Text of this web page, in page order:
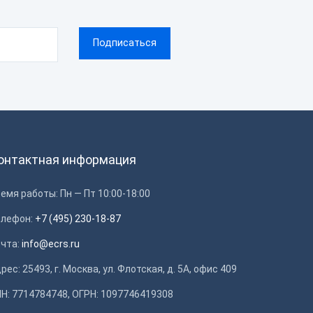
информация
работы: Пн — Пт 10:00-18:00
+7 (495) 230-18-87
info@ecrs.ru
25493, г. Москва, ул. Флотская, д. 5А, офис 409
7714784748, ОГРН: 1097746419308